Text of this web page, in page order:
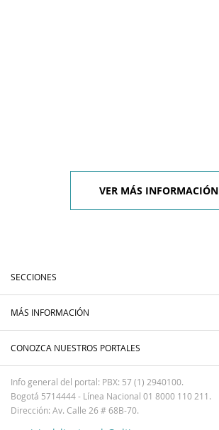
VER MÁS INFORMACIÓN
SECCIONES
MÁS INFORMACIÓN
CONOZCA NUESTROS PORTALES
Info general del portal: PBX: 57 (1) 2940100.
Bogotá 5714444 - Línea Nacional 01 8000 110 211.
Dirección: Av. Calle 26 # 68B-70.